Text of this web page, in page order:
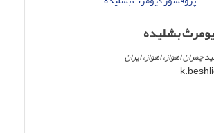
بشلیده
چمران اهواز، اهواز، ایران